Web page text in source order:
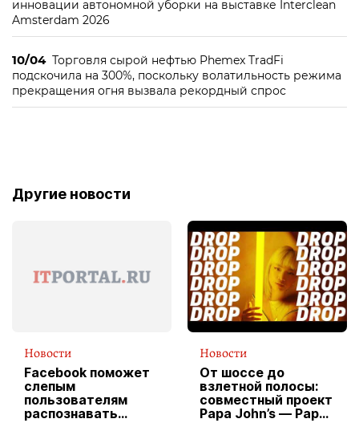
инновации автономной уборки на выставке Interclean
Amsterdam 2026
10/04 Торговля сырой нефтью Phemex TradFi
подскочила на 300%, поскольку волатильность режима
прекращения огня вызвала рекордный спрос
Другие новости
Новости
Facebook поможет
слепым
пользователям
распознавать
Новости
От шоссе до
взлетной полосы:
совместный проект
Papa John’s — Papa